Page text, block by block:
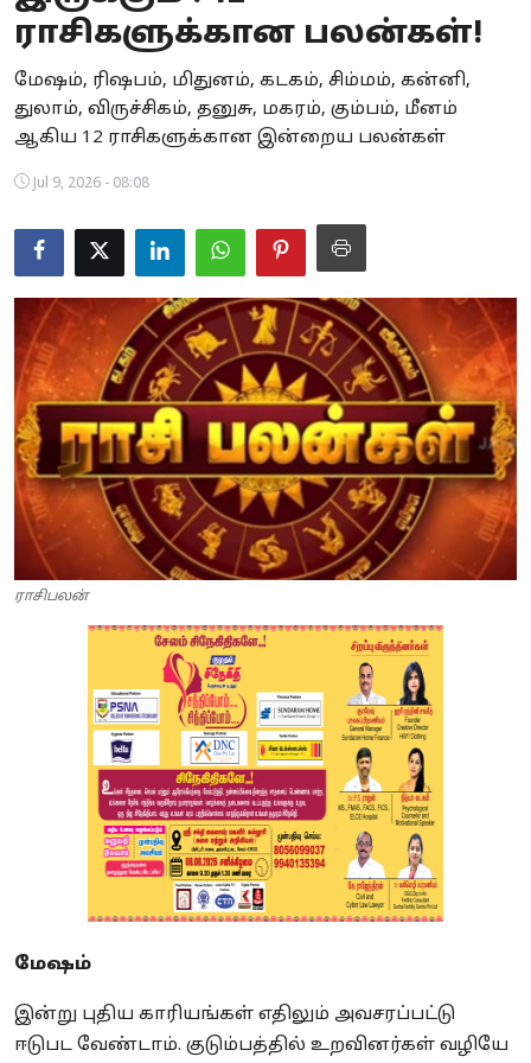
Business
Crime
Tamilnadu
National
World
Astrology
Spirituality
Weather
Politics
ராசிகளுக்கான பலன்கள்!
மேஷம், ரிஷபம், மிதுனம், கடகம், சிம்மம், கன்னி,
துலாம், விருச்சிகம், தனுசு, மகரம், கும்பம், மீனம்
ஆகிய 12 ராசிகளுக்கான இன்றைய பலன்கள்
Jul 9, 2026 - 08:08
ராசிபலன்
மேஷம்
இன்று புதிய காரியங்கள் எதிலும் அவசரப்பட்டு
ஈடுபட வேண்டாம். குடும்பத்தில் உறவினர்கள் வழியே